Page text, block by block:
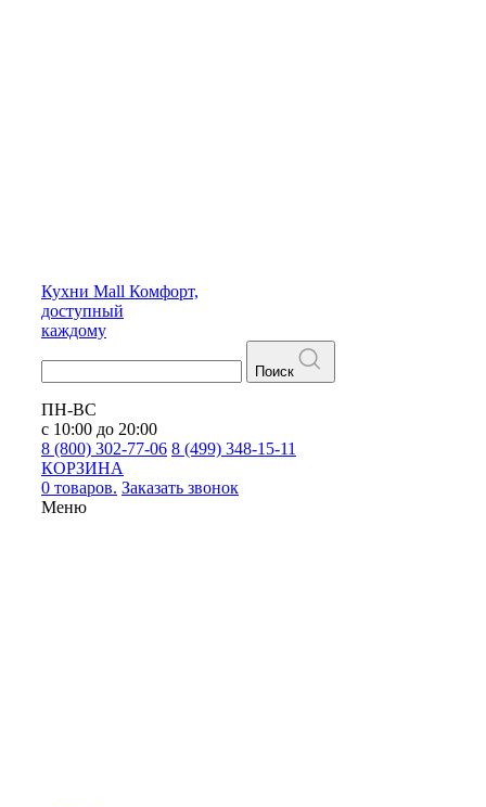
Кухни Mall Комфорт,
доступный
каждому
Поиск
ПН-ВС
с 10:00 до 20:00
8 (800) 302-77-06 8 (499) 348-15-11
КОРЗИНА
0 товаров. Заказать звонок
Меню